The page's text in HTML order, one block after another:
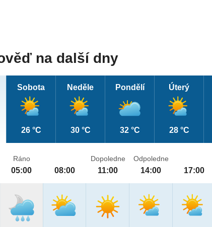
na další dny
Sobota
26 °C
Neděle
30 °C
Pondělí
32 °C
Úterý
28 °C
Ráno
05:00 08:00
Dopoledne
11:00
Odpoledne
14:00 17:00